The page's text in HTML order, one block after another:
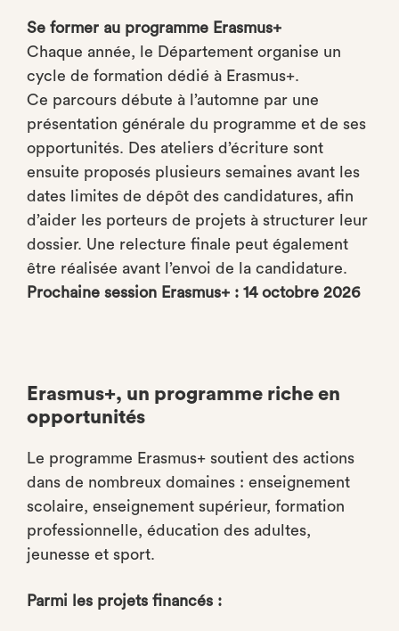
Se former au programme Erasmus+
Chaque année, le Département organise un
cycle de formation dédié à Erasmus+.
Ce parcours débute à l’automne par une
présentation générale du programme et de ses
opportunités. Des ateliers d’écriture sont
ensuite proposés plusieurs semaines avant les
dates limites de dépôt des candidatures, afin
d’aider les porteurs de projets à structurer leur
dossier. Une relecture finale peut également
être réalisée avant l’envoi de la candidature.
Prochaine session Erasmus+ : 14 octobre 2026
Erasmus+, un programme riche en
opportunités
Le programme Erasmus+ soutient des actions
dans de nombreux domaines : enseignement
scolaire, enseignement supérieur, formation
professionnelle, éducation des adultes,
jeunesse et sport.
Parmi les projets financés :